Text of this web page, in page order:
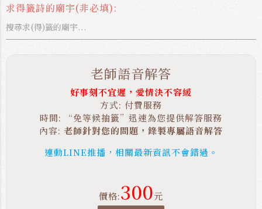
求得籤詩的廟宇(非必填):
老師語音解答
好事刻不宜遲，愛情決不容緩
方式: 付費服務
時間: “免等候抽籤”迅速為您提供解答服務
內容: 老師針對您的問題，錄製專屬語音解答
連動LINE推播，相關最新資訊不會錯過。
價格:300元